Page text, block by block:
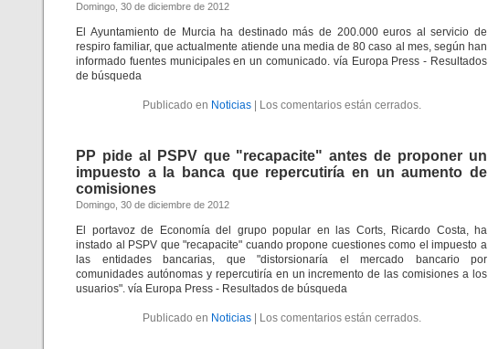
Domingo, 30 de diciembre de 2012
El Ayuntamiento de Murcia ha destinado más de 200.000 euros al servicio de
respiro familiar, que actualmente atiende una media de 80 caso al mes, según han
informado fuentes municipales en un comunicado. vía Europa Press - Resultados
de búsqueda
Publicado en Noticias| Los comentarios están cerrados.
PP pide al PSPV que "recapacite" antes de proponer un
impuesto a la banca que repercutiría en un aumento de
comisiones
Domingo, 30 de diciembre de 2012
El portavoz de Economía del grupo popular en las Corts, Ricardo Costa, ha
instado al PSPV que "recapacite" cuando propone cuestiones como el impuesto a
las entidades bancarias, que "distorsionaría el mercado bancario por
comunidades autónomas y repercutiría en un incremento de las comisiones a los
usuarios". vía Europa Press - Resultados de búsqueda
Publicado en Noticias| Los comentarios están cerrados.